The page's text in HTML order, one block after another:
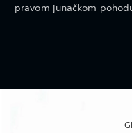
pravom junačkom